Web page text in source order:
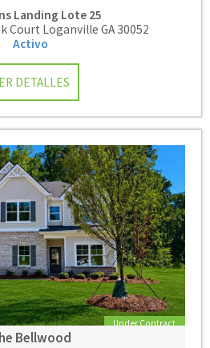
Landing Lote 25
Court Loganville GA 30052
Activo
DETALLES
Under Contract
Bellwood